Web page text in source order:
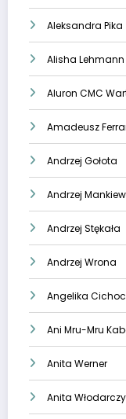
Aleksandra Pika
Alisha Lehmann
Aluron CMC
Amadeusz
Andrzej Gołota
Andrzej
Andrzej Stękała
Andrzej Wrona
Angelika
Ani Mru-Mru
Anita Werner
Anita